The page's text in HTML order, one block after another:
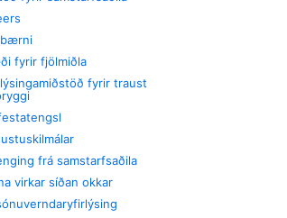
fyrir fjölmiðla
fyrir traust
frá samstarfsaðila
virkar síðan okkar